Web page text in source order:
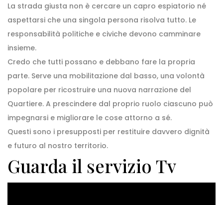
La strada giusta non è cercare un capro espiatorio né
aspettarsi che una singola persona risolva tutto. Le
responsabilità politiche e civiche devono camminare
insieme.
Credo che tutti possano e debbano fare la propria
parte. Serve una mobilitazione dal basso, una volontà
popolare per ricostruire una nuova narrazione del
Quartiere. A prescindere dal proprio ruolo ciascuno può
impegnarsi e migliorare le cose attorno a sé.
Questi sono i presupposti per restituire davvero dignità
e futuro al nostro territorio.
Guarda il servizio Tv